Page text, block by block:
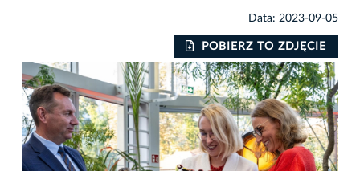
Data: 2023-09-05
POBIERZ TO ZDJĘCIE